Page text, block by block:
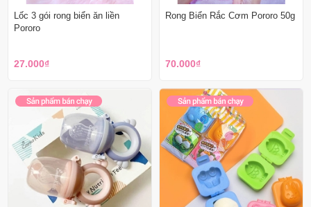
Lốc 3 gói rong biển ăn liền
Pororo
27.000₫
Rong Biển Rắc Cơm Pororo 50g
70.000₫